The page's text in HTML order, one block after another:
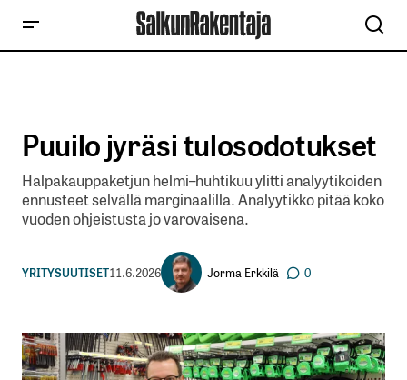
Puuilo jyräsi tulosodotukset
Halpakauppaketjun helmi–huhtikuu ylitti analyytikoiden
ennusteet selvällä marginaalilla. Analyytikko pitää koko
vuoden ohjeistusta jo varovaisena.
YRITYSUUTISET11.6.2026 Jorma Erkkilä 0